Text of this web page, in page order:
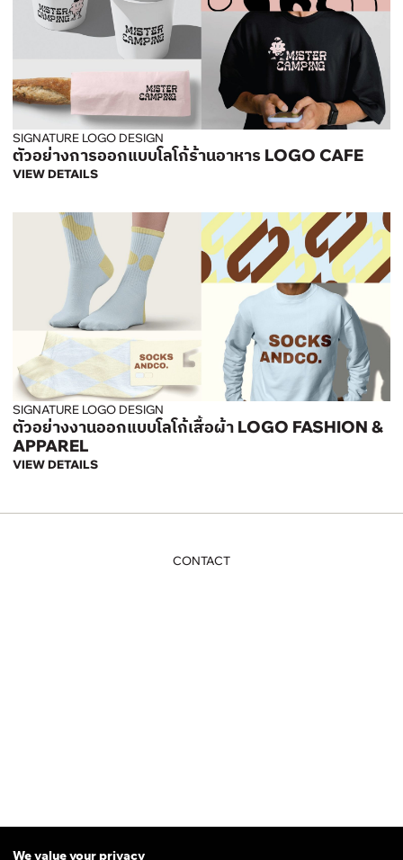
We value your privacy
SIGNATURE LOGO DESIGN
ตัวอย่างการออกแบบโลโก้ร้านอาหาร LOGO CAFE
VIEW DETAILS
SIGNATURE LOGO DESIGN
ตัวอย่างงานออกแบบโลโก้เสื้อผ้า LOGO FASHION &
APPAREL
VIEW DETAILS
CONTACT
THE DESIGN ESSENTIAL